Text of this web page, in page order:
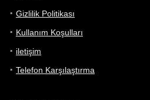
Gizlilik Politikası
Kullanım Koşulları
iletişim
Telefon Karşılaştırma